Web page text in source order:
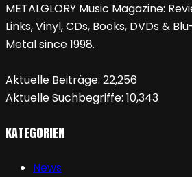
METALGLORY Music Magazine:
Links, Vinyl, CDs, Books, DVDs &
Metal since 1998.
Aktuelle Beiträge: 22,256
Aktuelle Suchbegriffe: 10,343
KATEGORIEN
News